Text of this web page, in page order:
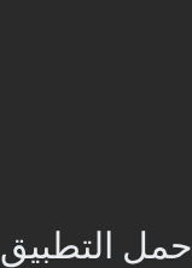
حمل التطبيق